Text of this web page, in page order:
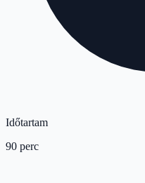
Időtartam
90 perc